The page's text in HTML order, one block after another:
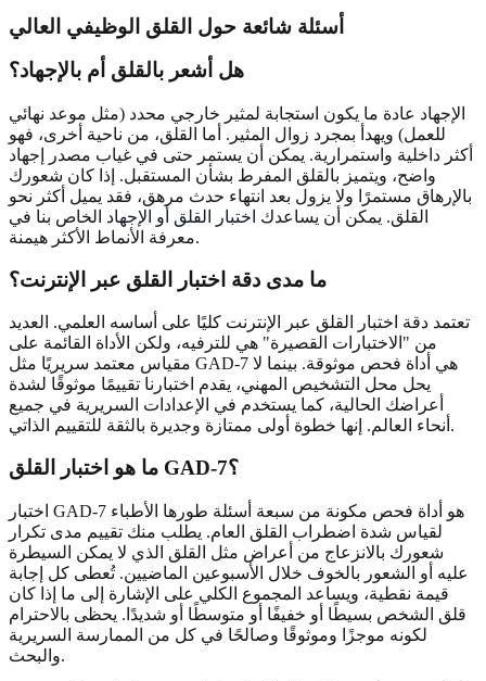
أسئلة شائعة حول القلق الوظيفي العالي
هل أشعر بالقلق أم بالإجهاد؟
الإجهاد عادة ما يكون استجابة لمثير خارجي محدد (مثل موعد نهائي
للعمل) ويهدأ بمجرد زوال المثير. أما القلق، من ناحية أخرى، فهو
أكثر داخلية واستمرارية. يمكن أن يستمر حتى في غياب مصدر إجهاد
واضح، ويتميز بالقلق المفرط بشأن المستقبل. إذا كان شعورك
بالإرهاق مستمرًا ولا يزول بعد انتهاء حدث مرهق، فقد يميل أكثر نحو
القلق. يمكن أن يساعدك اختبار القلق أو الإجهاد الخاص بنا في
معرفة الأنماط الأكثر هيمنة.
ما مدى دقة اختبار القلق عبر الإنترنت؟
تعتمد دقة اختبار القلق عبر الإنترنت كليًا على أساسه العلمي. العديد
من "الاختبارات القصيرة" هي للترفيه، ولكن الأداة القائمة على
مقياس معتمد سريريًا مثل GAD-7 هي أداة فحص موثوقة. بينما لا
يحل محل التشخيص المهني، يقدم اختبارنا تقييمًا موثوقًا لشدة
أعراضك الحالية، كما يستخدم في الإعدادات السريرية في جميع
أنحاء العالم. إنها خطوة أولى ممتازة وجديرة بالثقة للتقييم الذاتي.
ما هو اختبار القلق GAD-7؟
اختبار GAD-7 هو أداة فحص مكونة من سبعة أسئلة طورها الأطباء
لقياس شدة اضطراب القلق العام. يطلب منك تقييم مدى تكرار
شعورك بالانزعاج من أعراض مثل القلق الذي لا يمكن السيطرة
عليه أو الشعور بالخوف خلال الأسبوعين الماضيين. تُعطى كل إجابة
قيمة نقطية، ويساعد المجموع الكلي على الإشارة إلى ما إذا كان
قلق الشخص بسيطًا أو خفيفًا أو متوسطًا أو شديدًا. يحظى بالاحترام
لكونه موجزًا وموثوقًا وصالحًا في كل من الممارسة السريرية
والبحث.